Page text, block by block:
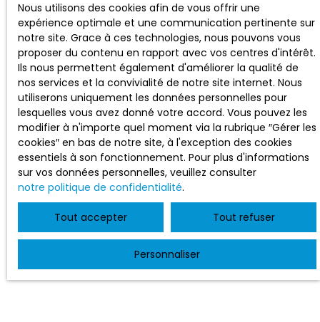
Nous utilisons des cookies afin de vous offrir une
expérience optimale et une communication pertinente sur
notre site. Grace à ces technologies, nous pouvons vous
proposer du contenu en rapport avec vos centres d'intérêt.
Ils nous permettent également d'améliorer la qualité de
nos services et la convivialité de notre site internet. Nous
utiliserons uniquement les données personnelles pour
lesquelles vous avez donné votre accord. Vous pouvez les
modifier à n'importe quel moment via la rubrique ″Gérer les
cookies″ en bas de notre site, à l'exception des cookies
essentiels à son fonctionnement. Pour plus d'informations
sur vos données personnelles, veuillez consulter
notre politique de confidentialité.
Tout accepter Tout refuser
Personnaliser